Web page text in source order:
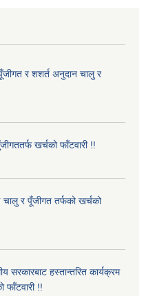
र शशर्त अनुदान चालु र
खर्चको फाँटवारी !!
चालु र पूँजीगत तर्फको खर्चको
सरकारबाट हस्तान्तरित कार्यक्रम
फाँटवारी !!